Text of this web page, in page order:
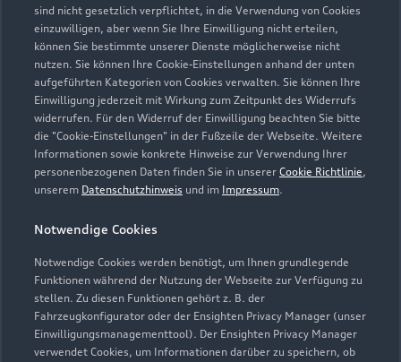
sind nicht gesetzlich verpflichtet, in die Verwendung von Cookies
einzuwilligen, aber wenn Sie Ihre Einwilligung nicht erteilen,
können Sie bestimmte unserer Dienste möglicherweise nicht
nutzen. Sie können Ihre Cookie-Einstellungen anhand der unten
aufgeführten Kategorien von Cookies verwalten. Sie können Ihre
Einwilligung jederzeit mit Wirkung zum Zeitpunkt des Widerrufs
widerrufen. Für den Widerruf der Einwilligung beachten Sie bitte
die "Cookie-Einstellungen" in der Fußzeile der Webseite. Weitere
Informationen sowie konkrete Hinweise zur Verwendung Ihrer
personenbezogenen Daten finden Sie in unserer Cookie Richtlinie,
unserem Datenschutzhinweis und im Impressum.
Notwendige Cookies
Notwendige Cookies werden benötigt, um Ihnen grundlegende
Funktionen während der Nutzung der Webseite zur Verfügung zu
stellen. Zu diesen Funktionen gehört z. B. der
Fahrzeugkonfigurator oder der Ensighten Privacy Manager (unser
Einwilligungsmanagementtool). Der Ensighten Privacy Manager
verwendet Cookies, um Informationen darüber zu speichern, ob
Zu den Rädern
Modelle
Alle Modelle
Kaufen & leasen